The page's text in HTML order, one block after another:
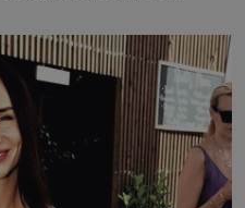
tak, s věkem jako
Cvičte